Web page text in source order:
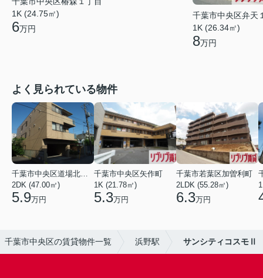
1K (24.75㎡)
6万円
千葉市中央区弁天
1K (26.34㎡)
8万円
よく見られている物件
千葉市中央区道場北２丁目
2DK (47.00㎡)
5.9万円
千葉市中央区矢作町
1K (21.78㎡)
5.3万円
千葉市若葉区加曽利町
2LDK (55.28㎡)
6.3万円
千葉市中央区の賃貸物件一覧 浜野駅 サンシティコスモⅡ